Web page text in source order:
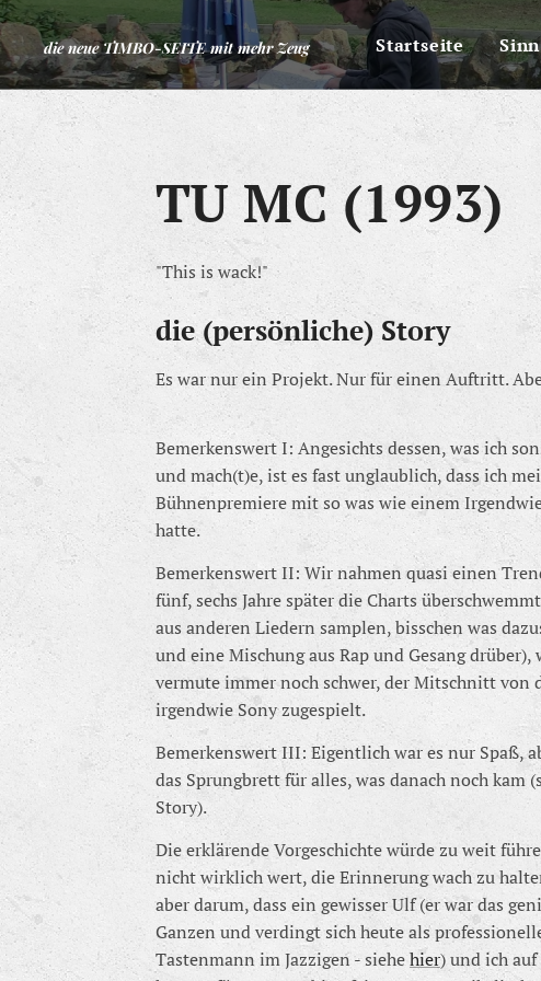
die neue TIMBO-SEITE mit mehr Zeug Startseite
TU MC (1993)
"This is wack!"
die (persönliche) Story
Es war nur ein Projekt. Nur für einen Auftritt.
Bemerkenswert I: Angesichts dessen, was ich
und mach(t)e, ist es fast unglaublich, dass ich
Bühnenpremiere mit so was wie einem
hatte.
Bemerkenswert II: Wir nahmen quasi einen
fünf, sechs Jahre später die Charts
aus anderen Liedern samplen, bisschen was
und eine Mischung aus Rap und Gesang drüber),
vermute immer noch schwer, der Mitschnitt von
irgendwie Sony zugespielt.
Bemerkenswert III: Eigentlich war es nur Spaß,
das Sprungbrett für alles, was danach noch kam
Story).
Die erklärende Vorgeschichte würde zu weit
nicht wirklich wert, die Erinnerung wach zu
aber darum, dass ein gewisser Ulf (er war das
Ganzen und verdingt sich heute als
Tastenmann im Jazzigen - siehehier) und ich